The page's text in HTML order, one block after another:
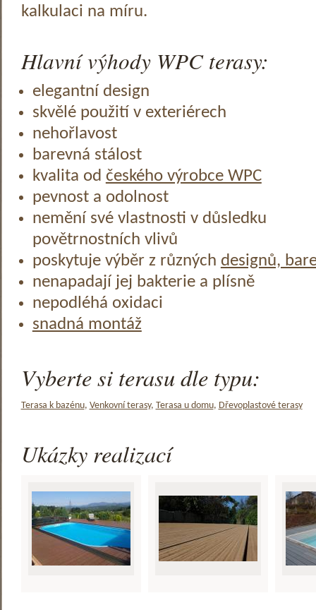
kalkulaci na míru.
Hlavní výhody WPC terasy:
elegantní design
skvělé použití v exteriérech
nehořlavost
barevná stálost
kvalita od českého výrobce WPC
pevnost a odolnost
nemění své vlastnosti v důsledku
povětrnostních vlivů
poskytuje výběr z různých designů,
nenapadají jej bakterie a plísně
nepodléhá oxidaci
snadná montáž
Vyberte si terasu dle typu:
Terasa k bazénu, Venkovní terasy, Terasa u domu, Dřevoplastové terasy
Ukázky realizací